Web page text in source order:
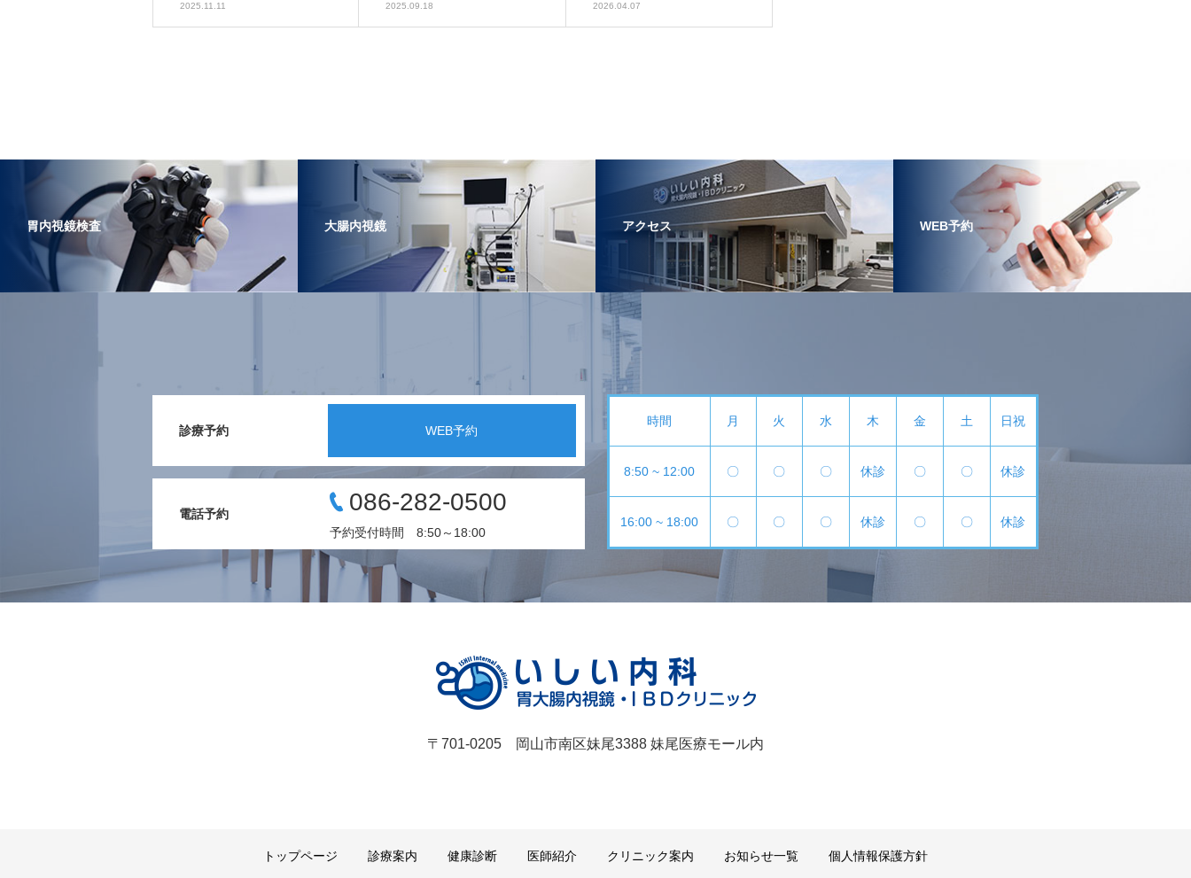
2025.11.11 2025.09.18 2026.04.07
胃内視鏡検査 大腸内視鏡 アクセス WEB予約
診療予約 WEB予約
電話予約 086-282-0500
予約受付時間 8:50～18:00
時間 月 火 水 木 金 土 日祝
8:50 ~ 12:00 〇 〇 〇 休診 〇 〇 休診
16:00 ~ 18:00 〇 〇 〇 休診 〇 〇 休診
〒701-0205 岡山市南区妹尾3388 妹尾医療モール内
トップページ 診療案内 健康診断 医師紹介 クリニック案内 お知らせ一覧 個人情報保護方針